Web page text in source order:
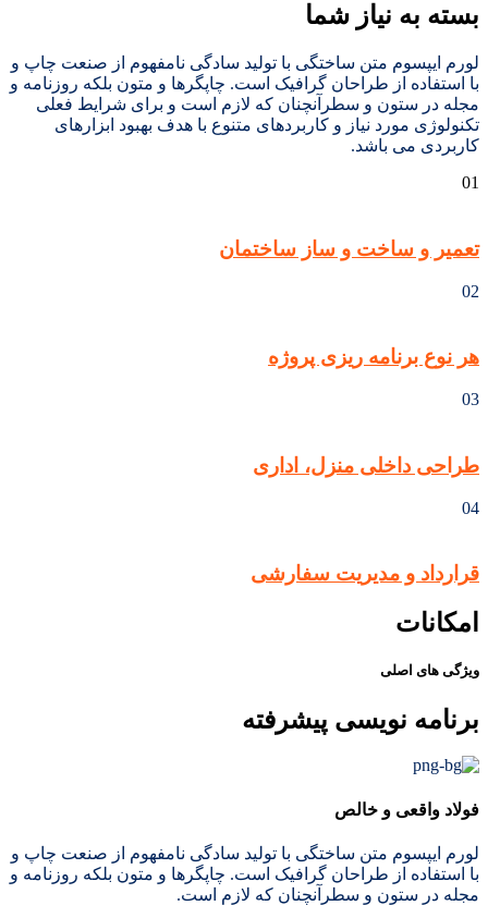
بسته به نیاز شما
لورم ایپسوم متن ساختگی با تولید سادگی نامفهوم از صنعت چاپ و
با استفاده از طراحان گرافیک است. چاپگرها و متون بلکه روزنامه و
مجله در ستون و سطرآنچنان که لازم است و برای شرایط فعلی
تکنولوژی مورد نیاز و کاربردهای متنوع با هدف بهبود ابزارهای
کاربردی می باشد.
01
تعمیر و ساخت و ساز ساختمان
02
هر نوع برنامه ریزی پروژه
03
طراحی داخلی منزل، اداری
04
قرارداد و مدیریت سفارشی
امکانات
ویژگی های اصلی
برنامه نویسی پیشرفته
فولاد واقعی و خالص
لورم ایپسوم متن ساختگی با تولید سادگی نامفهوم از صنعت چاپ و
با استفاده از طراحان گرافیک است. چاپگرها و متون بلکه روزنامه و
مجله در ستون و سطرآنچنان که لازم است.